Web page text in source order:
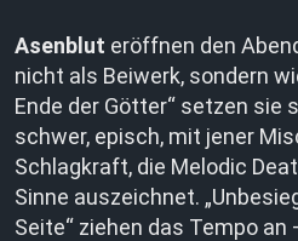
Asenblut eröffnen den
nicht als Beiwerk, sondern
Ende der Götter“ setzen sie
schwer, episch, mit jener
Schlagkraft, die Melodic
Sinne auszeichnet.
Seite“ ziehen das Tempo